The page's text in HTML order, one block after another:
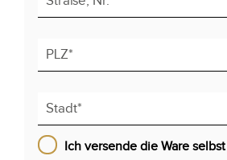
Ich versende die Ware selbst